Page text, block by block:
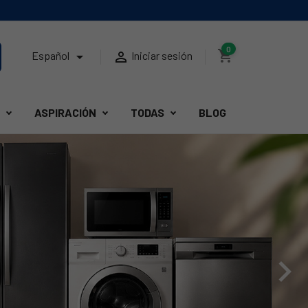
Español   Iniciar sesión shopping_cart
0
ASPIRACIÓN TODAS BLOG
